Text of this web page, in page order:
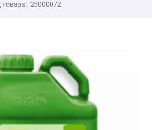
товара: 25000072